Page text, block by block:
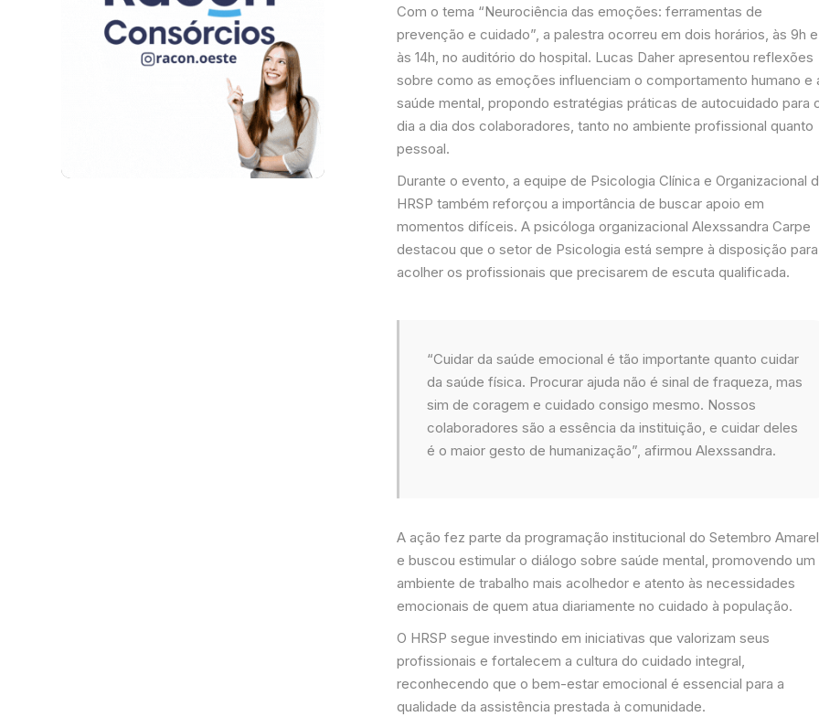
Com o tema “Neurociência das emoções: ferramentas de
prevenção e cuidado”, a palestra ocorreu em dois horários, às 9h e
às 14h, no auditório do hospital. Lucas Daher apresentou reflexões
sobre como as emoções influenciam o comportamento humano e
saúde mental, propondo estratégias práticas de autocuidado para
dia a dia dos colaboradores, tanto no ambiente profissional quanto
pessoal.
Durante o evento, a equipe de Psicologia Clínica e Organizacional
HRSP também reforçou a importância de buscar apoio em
momentos difíceis. A psicóloga organizacional Alexssandra Carpe
destacou que o setor de Psicologia está sempre à disposição para
acolher os profissionais que precisarem de escuta qualificada.
“Cuidar da saúde emocional é tão importante quanto cuidar
da saúde física. Procurar ajuda não é sinal de fraqueza, mas
sim de coragem e cuidado consigo mesmo. Nossos
colaboradores são a essência da instituição, e cuidar deles
é o maior gesto de humanização”, afirmou Alexssandra.
A ação fez parte da programação institucional do Setembro
e buscou estimular o diálogo sobre saúde mental, promovendo um
ambiente de trabalho mais acolhedor e atento às necessidades
emocionais de quem atua diariamente no cuidado à população.
O HRSP segue investindo em iniciativas que valorizam seus
profissionais e fortalecem a cultura do cuidado integral,
reconhecendo que o bem-estar emocional é essencial para a
qualidade da assistência prestada à comunidade.